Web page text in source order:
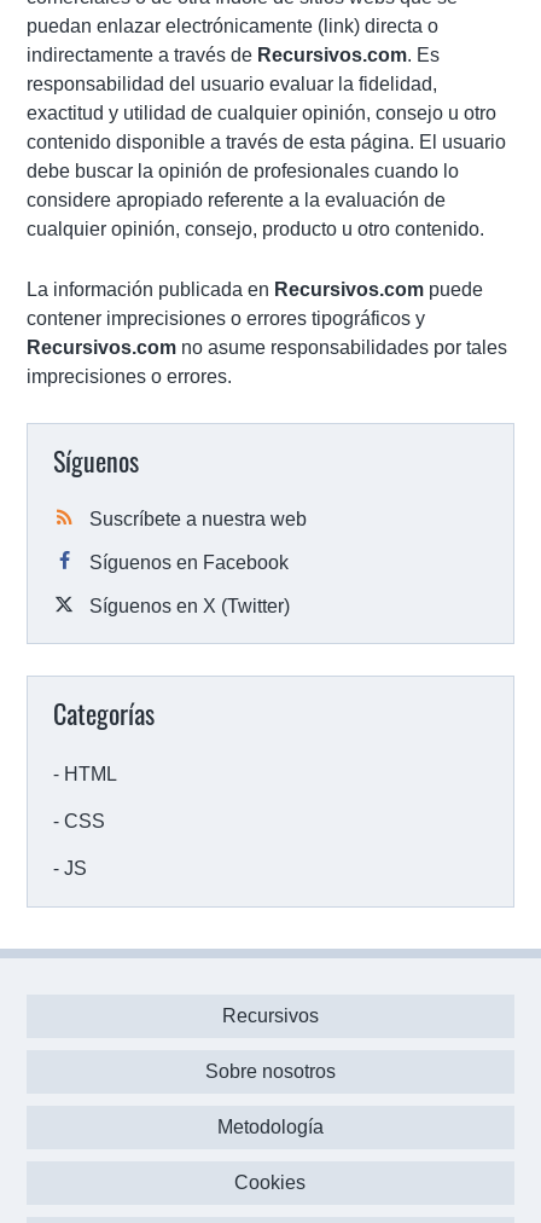
puedan enlazar electrónicamente (link) directa o
indirectamente a través de Recursivos.com. Es
responsabilidad del usuario evaluar la fidelidad,
exactitud y utilidad de cualquier opinión, consejo u otro
contenido disponible a través de esta página. El usuario
debe buscar la opinión de profesionales cuando lo
considere apropiado referente a la evaluación de
cualquier opinión, consejo, producto u otro contenido.
La información publicada en Recursivos.com puede
contener imprecisiones o errores tipográficos y
Recursivos.com no asume responsabilidades por tales
imprecisiones o errores.
Síguenos
Suscríbete a nuestra web
Síguenos en Facebook
Síguenos en X (Twitter)
Categorías
HTML
CSS
JS
Recursivos
Sobre nosotros
Metodología
Cookies